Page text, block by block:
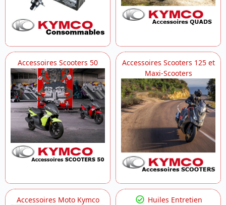
Accessoires Scooters 50
Accessoires Scooters 125 et
Maxi-Scooters
Accessoires Moto Kymco
Huiles Entretien